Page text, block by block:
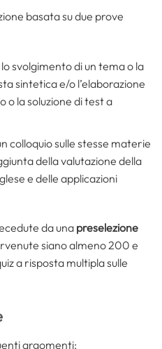
basata su due prove
svolgimento di un tema o la
sintetica e/o l’elaborazione
o la soluzione di test a
colloquio sulle stesse materie
della valutazione della
e delle applicazioni
da una preselezione
siano almeno 200 e
a risposta multipla sulle
argomenti: